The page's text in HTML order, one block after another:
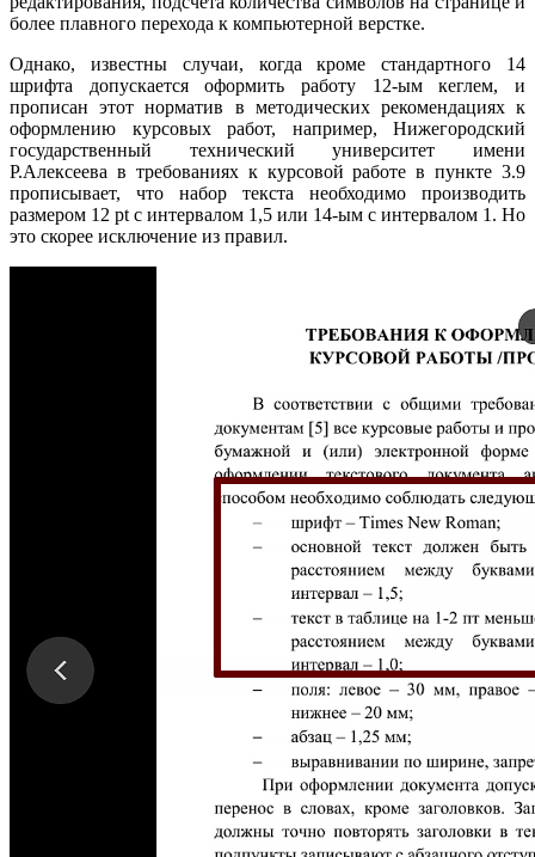
более плавного перехода к компьютерной верстке.
Однако, известны случаи, когда кроме стандартного 14
шрифта допускается оформить работу 12-ым кеглем, и
прописан этот норматив в методических рекомендациях к
оформлению курсовых работ, например, Нижегородский
государственный технический университет имени
Р.Алексеева в требованиях к курсовой работе в пункте 3.9
прописывает, что набор текста необходимо производить
размером 12 pt с интервалом 1,5 или 14-ым с интервалом 1. Но
это скорее исключение из правил.